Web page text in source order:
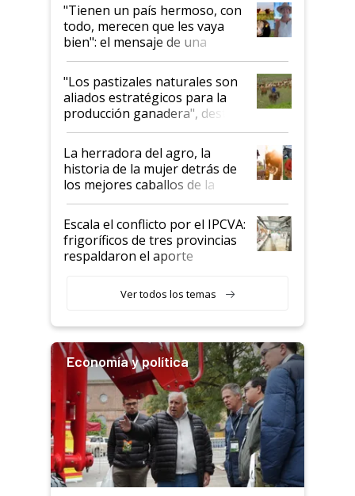
"Tienen un país hermoso, con
todo, merecen que les vaya
bien": el mensaje de una
ganadera uruguaya sobre las
oportunidades que se abren
para el agro en Argentina, con
foco en la carne
"Los pastizales naturales son
aliados estratégicos para la
producción ganadera", destaca
la iniciativa que ya reúne a 46
establecimientos en Argentina
La herradora del agro, la
historia de la mujer detrás de
los mejores caballos de la
Argentina y los mitos que
todavía hacen sufrir a estos
animales: "Mientras me
descalificaban, yo seguí
haciendo currículum"
Escala el conflicto por el IPCVA:
frigoríficos de tres provincias
respaldaron el aporte
Ver todos los temas
Economía y política